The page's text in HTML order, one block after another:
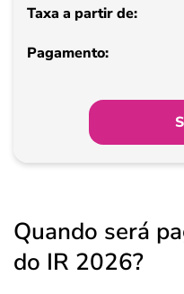
Pagamento
Quando será
do IR 2026?